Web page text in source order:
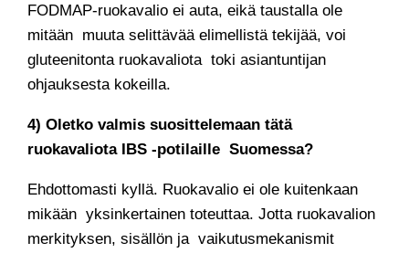
FODMAP-ruokavalio ei auta, eikä taustalla ole
mitään muuta selittävää elimellistä tekijää, voi
gluteenitonta ruokavaliota toki asiantuntijan
ohjauksesta kokeilla.
4) Oletko valmis suosittelemaan tätä
ruokavaliota IBS -potilaille Suomessa?
Ehdottomasti kyllä. Ruokavalio ei ole kuitenkaan
mikään yksinkertainen toteuttaa. Jotta ruokavalion
merkityksen, sisällön ja vaikutusmekanismit